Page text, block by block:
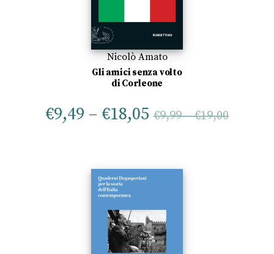
Nicolò Amato
Gli amici senza volto
di Corleone
€9,49 – €18,05 €9,99–€19,00